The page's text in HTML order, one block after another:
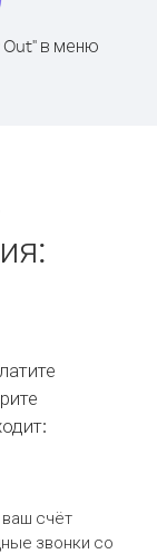
Out" в меню
счёт
звонки со